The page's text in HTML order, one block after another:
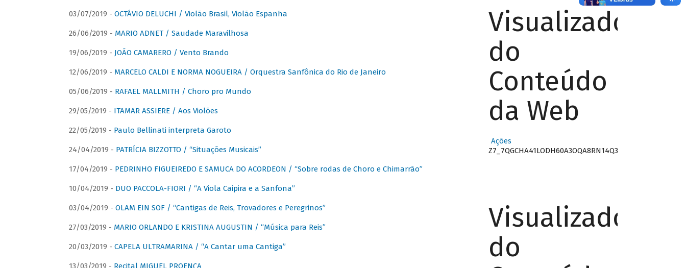
03/07/2019 - OCTÁVIO DELUCHI / Violão Brasil, Violão Espanha
26/06/2019 - MARIO ADNET / Saudade Maravilhosa
19/06/2019 - JOÃO CAMARERO / Vento Brando
12/06/2019 - MARCELO CALDI E NORMA NOGUEIRA / Orquestra Sanfônica do Rio de Janeiro
05/06/2019 - RAFAEL MALLMITH / Choro pro Mundo
29/05/2019 - ITAMAR ASSIERE / Aos Violões
22/05/2019 - Paulo Bellinati interpreta Garoto
24/04/2019 - PATRÍCIA BIZZOTTO / “Situações Musicais”
17/04/2019 - PEDRINHO FIGUEIREDO E SAMUCA DO ACORDEON / “Sobre rodas de Choro e Chimarrão”
10/04/2019 - DUO PACCOLA-FIORI / “A Viola Caipira e a Sanfona”
03/04/2019 - OLAM EIN SOF / “Cantigas de Reis, Trovadores e Peregrinos”
27/03/2019 - MARIO ORLANDO E KRISTINA AUGUSTIN / “Música para Reis”
20/03/2019 - CAPELA ULTRAMARINA / “A Cantar uma Cantiga”
Visualizador
do
Conteúdo
da Web
Ações
Z7_7QGCHA41LODH60A3OQA8RN14Q3
Visualizador
do